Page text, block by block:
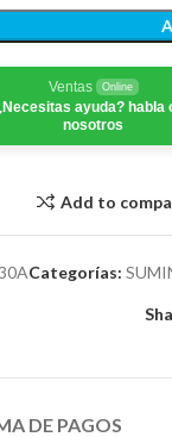
Ventas Online
ayuda? habla
nosotros
Add to
Categorías:
DE PAGOS​